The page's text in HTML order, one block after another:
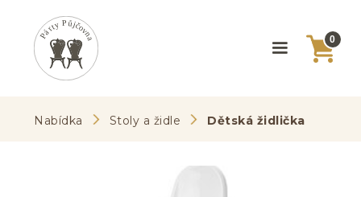
0
Nabídka Stoly a židle Dětská židlička